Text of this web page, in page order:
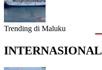
Trending di Maluku
INTERNASIONAL